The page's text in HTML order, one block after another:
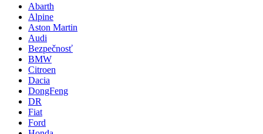
Abarth
Alpine
Aston Martin
Audi
Bezpečnosť
BMW
Citroen
Dacia
DongFeng
DR
Fiat
Ford